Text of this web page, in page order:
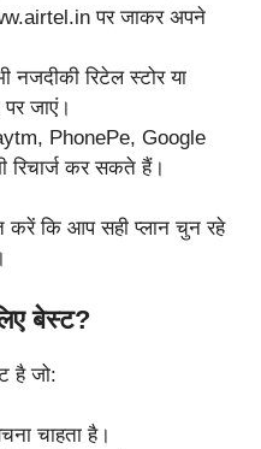
पर जाकर अपने
नजदीकी रिटेल स्टोर या
पर जाएं।
PhonePe, Google
रिचार्ज कर सकते हैं।
करें कि आप सही प्लान चुन रहे
बेस्ट?
है जो:
चाहता है।